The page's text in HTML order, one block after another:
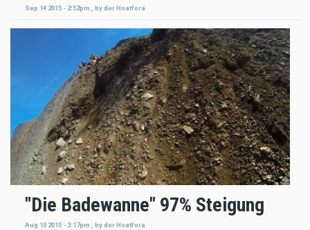
Sep 14 2015 - 2:52pm byder Hoatfora
"Die Badewanne" 97% Steigung
Aug 10 2015 - 3:17pm , byder Hoatfora